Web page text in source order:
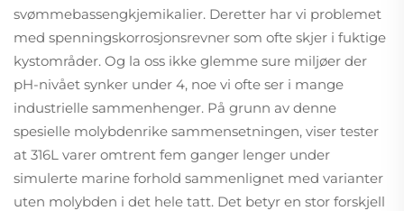
svømmebassengkjemikalier. Deretter har vi problemet
med spenningskorrosjonsrevner som ofte skjer i fuktige
kystområder. Og la oss ikke glemme sure miljøer der
pH-nivået synker under 4, noe vi ofte ser i mange
industrielle sammenhenger. På grunn av denne
spesielle molybdenrike sammensetningen, viser tester
at 316L varer omtrent fem ganger lenger under
simulerte marine forhold sammenlignet med varianter
uten molybden i det hele tatt. Det betyr en stor forskjell